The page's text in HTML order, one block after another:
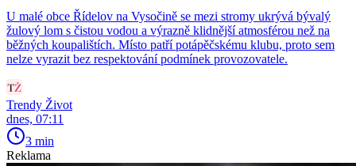
U malé obce Řídelov na Vysočině se mezi stromy ukrývá bývalý
žulový lom s čistou vodou a výrazně klidnější atmosférou než na
běžných koupalištích. Místo patří potápěčskému klubu, proto sem
nelze vyrazit bez respektování podmínek provozovatele.
Trendy Život
dnes, 07:11
3 min
Reklama